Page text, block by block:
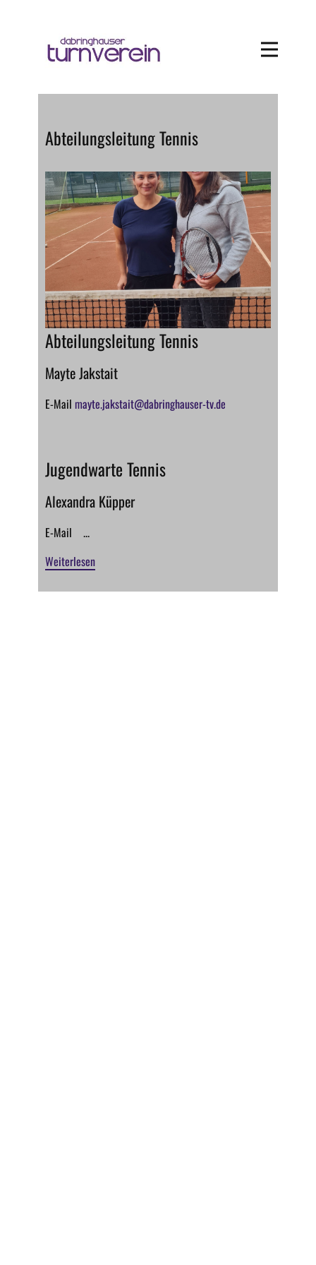
Abteilungsleitung Tennis
Abteilungsleitung Tennis
Mayte Jakstait
E-Mail mayte.jakstait@dabringhauser-tv.de
Jugendwarte Tennis
Alexandra Küpper
E-Mail ...
Weiterlesen